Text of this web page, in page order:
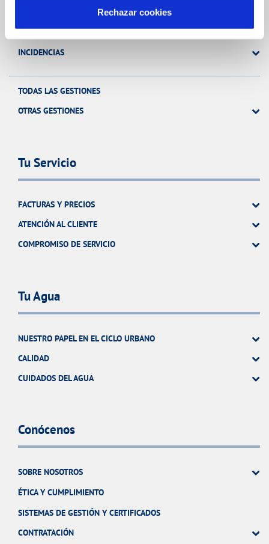
Rechazar cookies
MODIFICACIÓN DE DATOS
INCIDENCIAS
TODAS LAS GESTIONES
OTRAS GESTIONES
Tu Servicio
FACTURAS Y PRECIOS
ATENCIÓN AL CLIENTE
COMPROMISO DE SERVICIO
Tu Agua
NUESTRO PAPEL EN EL CICLO URBANO
CALIDAD
CUIDADOS DEL AGUA
Conócenos
SOBRE NOSOTROS
ÉTICA Y CUMPLIMIENTO
SISTEMAS DE GESTIÓN Y CERTIFICADOS
CONTRATACIÓN